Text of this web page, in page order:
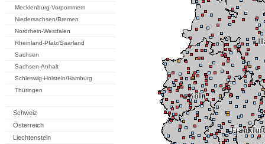
Mecklenburg-Vorpommern
Niedersachsen/Bremen
Nordrhein-Westfalen
Rheinland-Pfalz/Saarland
Sachsen
Sachsen-Anhalt
Schleswig-Holstein/Hamburg
Thüringen
Schweiz
Österreich
Liechtenstein